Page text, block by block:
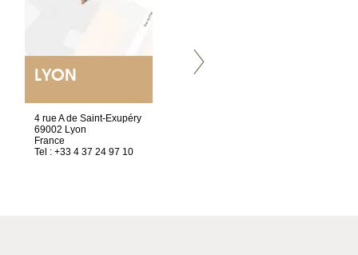
LYON
4 rue A de Saint-Exupéry
69002 Lyon
France
Tel : +33 4 37 24 97 10